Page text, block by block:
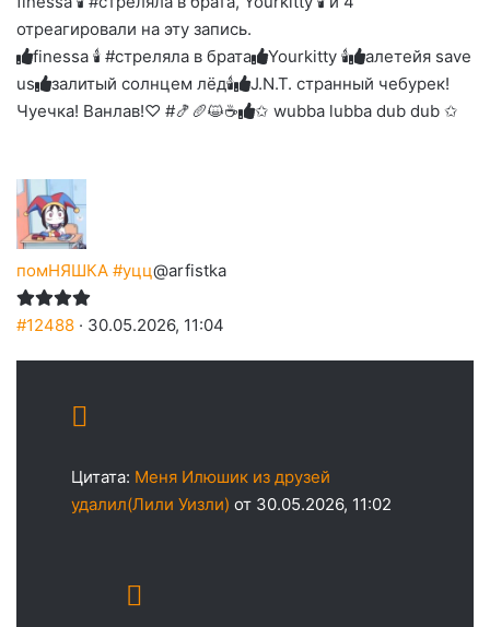
улыбаюсь
до
слез
отреагировали на эту запись.
finessa 🕯 #стреляла в брата
Yourkitty 🕯️
алетейя save
us
залитый солнцем лёд🕯
J.N.T. странный чебурек!
Чуечка! Ванлав!♡ #🍤🥖😺☕
✩ wubba lubba dub dub ✩
помНЯШКА #уцц@arfistka
#12488 · 30.05.2026, 11:04
Цитата: Меня Илюшик из друзей
удалил(Лили Уизли) от 30.05.2026, 11:02